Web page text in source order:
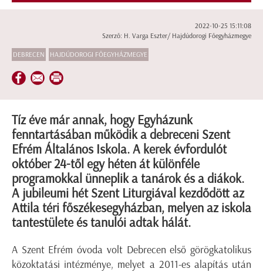
2022-10-25 15:11:08
Szerző: H. Varga Eszter/ Hajdúdorogi Főegyházmegye
DEBRECEN HAJDÚDOROGI FŐEGYHÁZMEGYE
Tíz éve már annak, hogy Egyházunk
fenntartásában működik a debreceni Szent
Efrém Általános Iskola. A kerek évfordulót
október 24-től egy héten át különféle
programokkal ünneplik a tanárok és a diákok.
A jubileumi hét Szent Liturgiával kezdődött az
Attila téri főszékesegyházban, melyen az iskola
tantestülete és tanulói adtak hálát.
A Szent Efrém óvoda volt Debrecen első görögkatolikus
közoktatási intézménye, melyet a 2011-es alapítás után